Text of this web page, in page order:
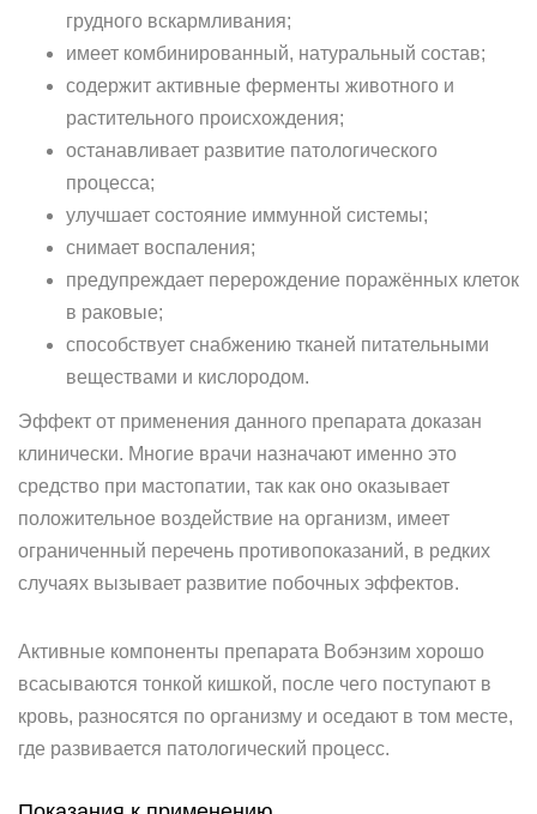
грудного вскармливания;
имеет комбинированный, натуральный состав;
содержит активные ферменты животного и
растительного происхождения;
останавливает развитие патологического
процесса;
улучшает состояние иммунной системы;
снимает воспаления;
предупреждает перерождение поражённых клеток
в раковые;
способствует снабжению тканей питательными
веществами и кислородом.
Эффект от применения данного препарата доказан
клинически. Многие врачи назначают именно это
средство при мастопатии, так как оно оказывает
положительное воздействие на организм, имеет
ограниченный перечень противопоказаний, в редких
случаях вызывает развитие побочных эффектов.
Активные компоненты препарата Вобэнзим хорошо
всасываются тонкой кишкой, после чего поступают в
кровь, разносятся по организму и оседают в том месте,
где развивается патологический процесс.